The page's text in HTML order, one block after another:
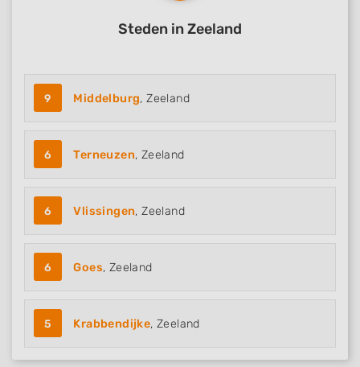
Steden in Zeeland
9 Middelburg, Zeeland
6 Terneuzen, Zeeland
6 Vlissingen, Zeeland
6 Goes, Zeeland
5 Krabbendijke, Zeeland